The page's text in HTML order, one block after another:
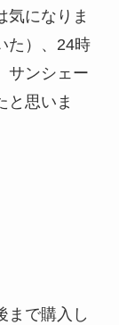
気になりま
た）、24時
サンシェー
と思いま
まで購入し